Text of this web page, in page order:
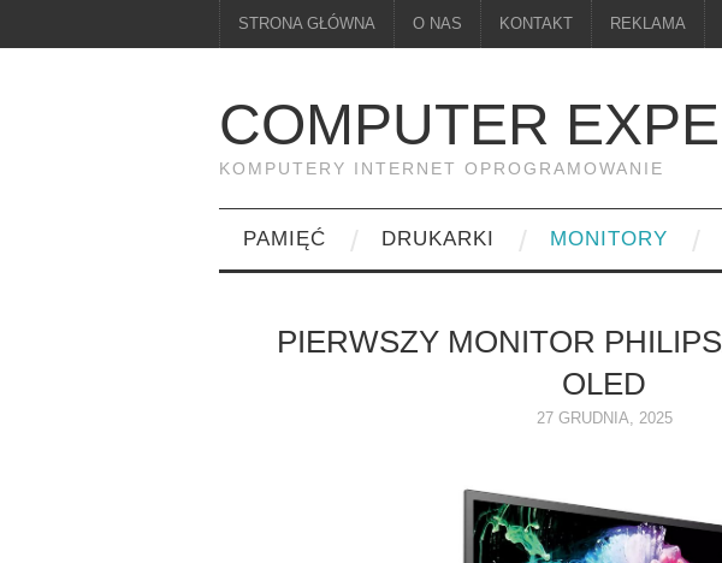
STRONA GŁÓWNA O NAS KONTAKT REKLAMA
COMPUTER
KOMPUTERY INTERNET OPROGRAMOWANIE
PAMIĘĆ DRUKARKI MONITORY
PIERWSZY MONITOR
OLED
27 GRUDNIA, 2025